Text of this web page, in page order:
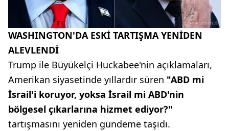
WASHINGTON'DA ESKİ TARTIŞMA YENİDEN
ALEVLENDİ
Trump ile Büyükelçi Huckabee'nin açıklamaları,
Amerikan siyasetinde yıllardır süren "ABD mi
İsrail'i koruyor, yoksa İsrail mi ABD'nin
bölgesel çıkarlarına hizmet ediyor?"
tartışmasını yeniden gündeme taşıdı.